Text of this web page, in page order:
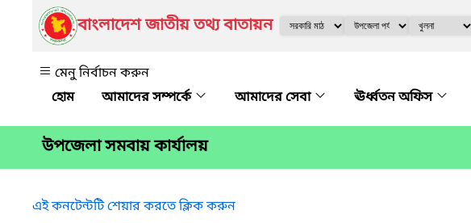
বাংলাদেশ জাতীয় তথ্য বাতায়ন
মেনু নির্বাচন করুন
আমাদের সম্পর্কে
আমাদের সেবা ঊর্ধ্বতন অফিস
উপজেলা সমবায় কার্যালয়
এই কনটেন্টটি শেয়ার করতে ক্লিক করুন